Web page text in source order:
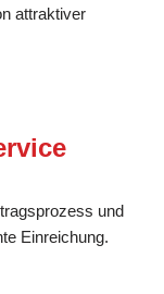
attraktiver
und
Einreichung.